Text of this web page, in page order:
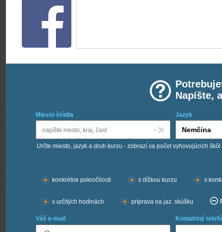
Napíšte,
Miesto štúdia Jazyk
Určte miesto, jazyk a druh kurzu - zobrazí sa počet vyhovujúcich škôl
konkrétne pokročilosti
s dĺžkou kurzu s
v určitých hodinách príprava na jaz. skúšku
Váš e-mail Kontaktný